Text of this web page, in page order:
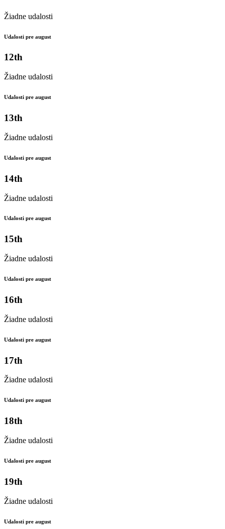
Žiadne udalosti
Udalosti pre august
12th
Žiadne udalosti
Udalosti pre august
13th
Žiadne udalosti
Udalosti pre august
14th
Žiadne udalosti
Udalosti pre august
15th
Žiadne udalosti
Udalosti pre august
16th
Žiadne udalosti
Udalosti pre august
17th
Žiadne udalosti
Udalosti pre august
18th
Žiadne udalosti
Udalosti pre august
19th
Žiadne udalosti
Udalosti pre august